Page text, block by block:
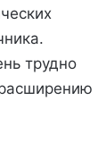
трудно